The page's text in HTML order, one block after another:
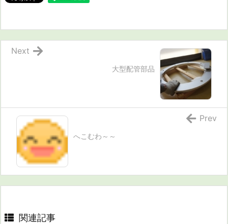
大型配管部品
Next
へこむわ～～
Prev
関連記事